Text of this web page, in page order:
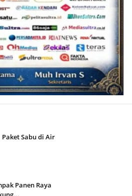
Sabu di Air
Panen Raya